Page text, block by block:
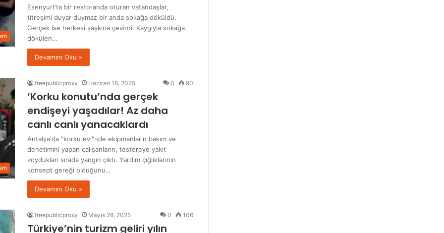
Esenyurt’ta bir restoranda oturan vatandaşlar,
titreşimi duyar duymaz bir anda sokağa döküldü.
Gerçek ise herkesi şaşkına çevirdi. Kaygıyla sokağa
dökülen…
Devamını Oku »
freepublicproxy Haziran 16, 2025 0 90
‘Korku konutu’nda gerçek
endişeyi yaşadılar! Az daha
canlı canlı yanacaklardı
Antalya'da "korku evi"nde ekipmanların bakım ve
denetimini yapan çalışanların, testereye yakıt
koydukları sırada yangın çıktı. Yardım çığlıklarının
konsept gereği olduğunu…
Devamını Oku »
freepublicproxy Mayıs 28, 2025 0 106
Türkiye’nin turizm geliri yılın